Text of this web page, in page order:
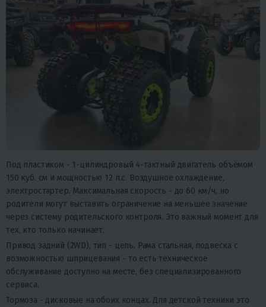
Под пластиком - 1-цилиндровый 4-тактный двигатель объёмом
150 куб. см и мощностью 12 л.с. Воздушное охлаждение,
электростартер. Максимальная скорость - до 60 км/ч, но
родители могут выставить ограничение на меньшее значение
через систему родительского контроля. Это важный момент для
тех, кто только начинает.
Привод задний (2WD), тип - цепь. Рама стальная, подвеска с
возможностью шприцевания - то есть техническое
обслуживание доступно на месте, без специализированного
сервиса.
Тормоза - дисковые на обоих концах. Для детской техники это